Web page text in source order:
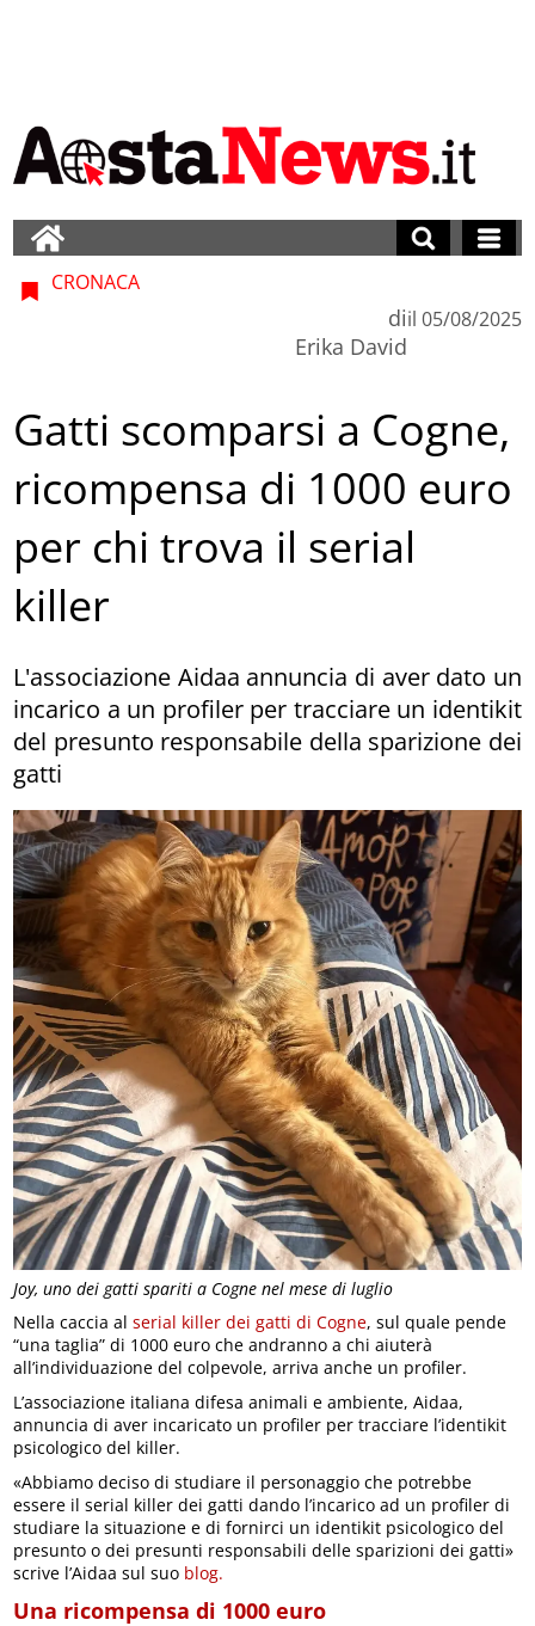
Joy, uno dei gatti spariti a Cogne nel mese di luglio
CRONACA
di
Erika David
il 05/08/2025
Gatti scomparsi a Cogne,
ricompensa di 1000 euro
per chi trova il serial
killer
L'associazione Aidaa annuncia di aver dato un
incarico a un profiler per tracciare un identikit
del presunto responsabile della sparizione dei
gatti
Nella caccia alserial killer dei gatti di Cogne, sul quale pende
“una taglia” di 1000 euro che andranno a chi aiuterà
all’individuazione del colpevole, arriva anche un profiler.
L’associazione italiana difesa animali e ambiente, Aidaa,
annuncia di aver incaricato un profiler per tracciare l’identikit
psicologico del killer.
«Abbiamo deciso di studiare il personaggio che potrebbe
essere il serial killer dei gatti dando l’incarico ad un profiler di
studiare la situazione e di fornirci un identikit psicologico del
presunto o dei presunti responsabili delle sparizioni dei gatti»
scrive l’Aidaa sul suo blog.
Una ricompensa di 1000 euro